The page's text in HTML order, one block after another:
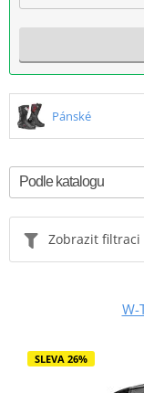
Pánské
Zobrazit filtraci
W-
SLEVA 26%